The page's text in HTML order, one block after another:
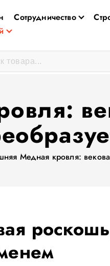
Сотрудничество
Медная кровля: